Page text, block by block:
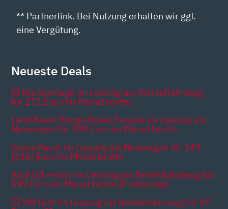
** Partnerlink. Bei Nutzung erhalten wir ggf.
eine Vergütung.
Neueste Deals
💥 Kia Sportage im Leasing als Vorlauffahrzeug
für 271 Euro im Monat brutto
Land Rover Range Rover Evoque im Leasing als
Neuwagen für 399 Euro im Monat brutto
Cupra Raval im Leasing als Neuwagen für 149
[316] Euro im Monat brutto
Audi Q4 e-tron im Leasing als Bestellfahrzeug für
549 Euro im Monat brutto [Eroberung]
💥 VW Golf im Leasing als Bestellfahrzeug für 87